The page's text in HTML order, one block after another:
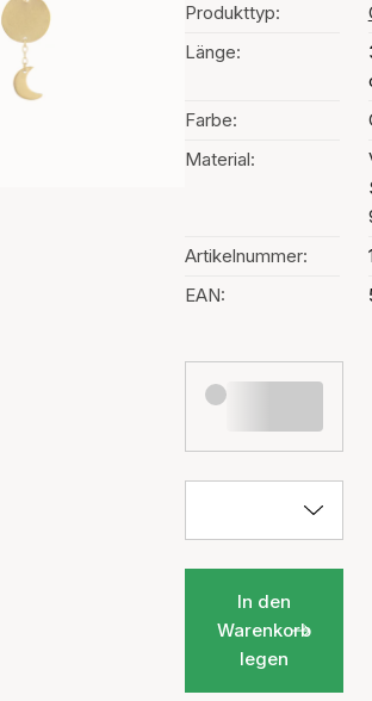
Produkttyp:
Länge:
Farbe:
Material:
Artikelnummer:
EAN:
In den
Warenkorb
legen